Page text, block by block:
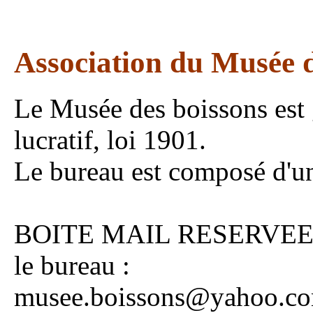
Association du Musée
Le Musée des boissons
lucratif, loi 1901.
Le bureau est composé
BOITE MAIL
le bureau :